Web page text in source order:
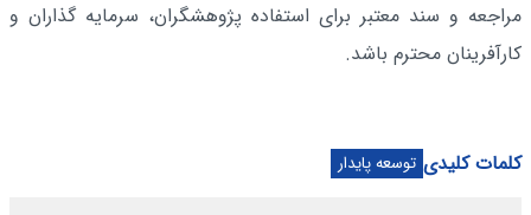
مراجعه و سند معتبر برای استفاده پژوهشگران، سرمایه گذاران و
کارآفرینان محترم باشد.
کلمات کلیدی توسعه پایدار